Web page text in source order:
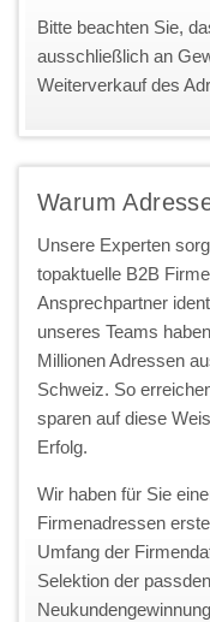
Bitte beachten Sie,
ausschließlich an
Weiterverkauf des
Warum
Unsere Experten
topaktuelle B2B
Ansprechpartner
unseres Teams
Millionen Adressen
Schweiz. So
sparen auf diese
Erfolg.
Wir haben für Sie
Firmenadressen
Umfang der
Selektion der